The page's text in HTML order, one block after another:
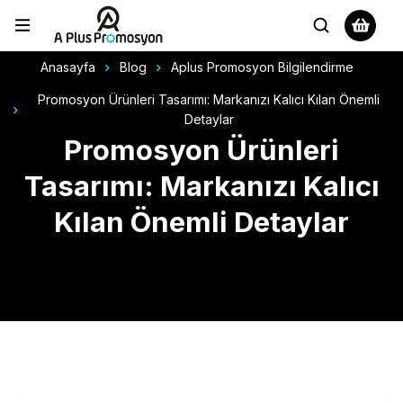
Anasayfa Blog Aplus Promosyon Bilgilendirme
Promosyon Ürünleri Tasarımı: Markanızı Kalıcı Kılan Önemli
Detaylar
Promosyon Ürünleri
Tasarımı: Markanızı Kalıcı
Kılan Önemli Detaylar